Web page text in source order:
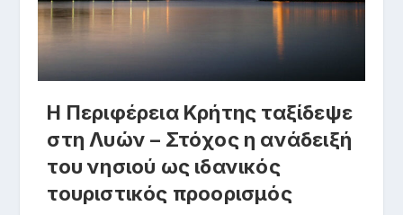
Η Περιφέρεια Κρήτης ταξίδεψε
στη Λυών – Στόχος η ανάδειξή
του νησιού ως ιδανικός
τουριστικός προορισμός